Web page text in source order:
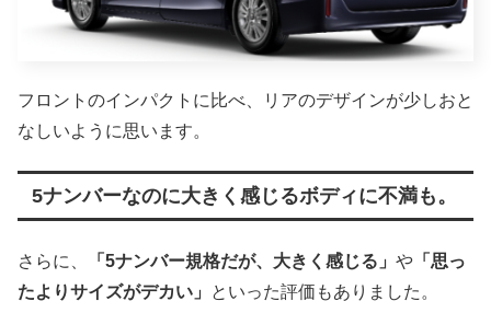
フロントのインパクトに比べ、リアのデザインが少しおと
なしいように思います。
5ナンバーなのに大きく感じるボディに不満も。
さらに、 「5ナンバー規格だが、大きく感じる」 や 「思っ
たよりサイズがデカい」
といった評価もありました。